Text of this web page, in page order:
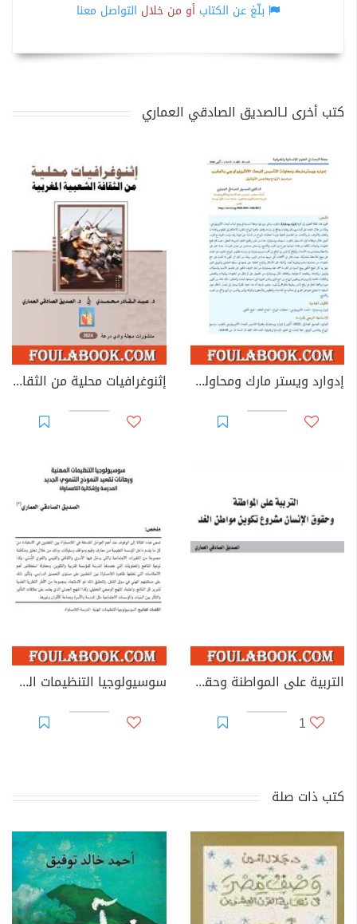
بلّغ عن الكتاب أو من خلال التواصل معنا
كتب أخرى لـالصديق الصادقي العماري
إدوارد ويستر مارك ومحاولة التأسيس للبحث الأنثروبولوجي بالمغرب - مراسيم الزواج وهاجس التوثيق إثنوغرافيات محلية من الثقافة الشعبية المغربية
التربية على المواطنة وحقوق الإنسان مشروع تكوين مواطن الغد
1
سوسيولوجيا التنظيمات المهنية ورهانات تقعيد النموذج التنموي الجديد - المدرسة وإشكالية اللامساواة
كتب ذات صلة